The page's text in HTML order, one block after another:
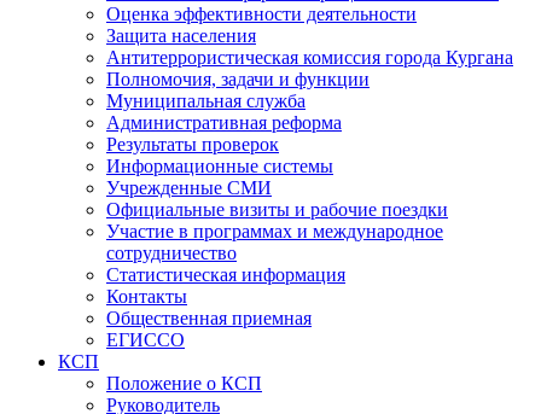
Оценка эффективности деятельности
Защита населения
Антитеррористическая комиссия города Кургана
Полномочия, задачи и функции
Муниципальная служба
Административная реформа
Результаты проверок
Информационные системы
Учрежденные СМИ
Официальные визиты и рабочие поездки
Участие в программах и международное
сотрудничество
Статистическая информация
Контакты
Общественная приемная
ЕГИССО
КСП
Положение о КСП
Руководитель